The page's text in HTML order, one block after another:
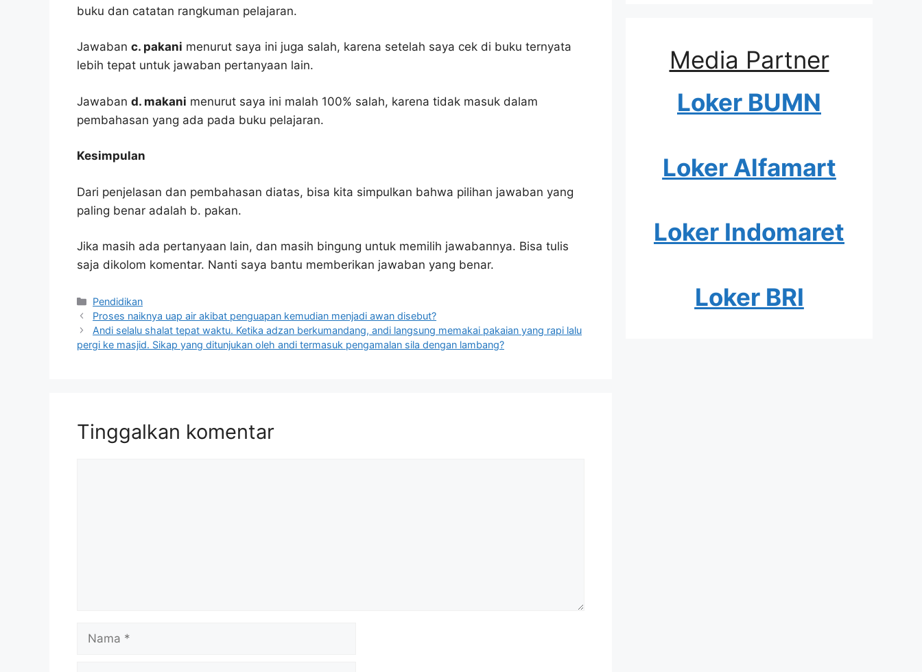
buku dan catatan rangkuman pelajaran.
Jawaban c. pakani menurut saya ini juga salah, karena setelah saya cek di buku ternyata
lebih tepat untuk jawaban pertanyaan lain.
Jawaban d. makani menurut saya ini malah 100% salah, karena tidak masuk dalam
pembahasan yang ada pada buku pelajaran.
Kesimpulan
Dari penjelasan dan pembahasan diatas, bisa kita simpulkan bahwa pilihan jawaban yang
paling benar adalah b. pakan.
Jika masih ada pertanyaan lain, dan masih bingung untuk memilih jawabannya. Bisa tulis
saja dikolom komentar. Nanti saya bantu memberikan jawaban yang benar.
Kategori
Pendidikan
Proses naiknya uap air akibat penguapan kemudian menjadi awan disebut?
Andi selalu shalat tepat waktu. Ketika adzan berkumandang, andi langsung memakai pakaian yang rapi lalu
pergi ke masjid. Sikap yang ditunjukan oleh andi termasuk pengamalan sila dengan lambang?
Tinggalkan komentar
Nama
Media Partner
Loker BUMN
Loker Alfamart
Loker Indomaret
Loker BRI